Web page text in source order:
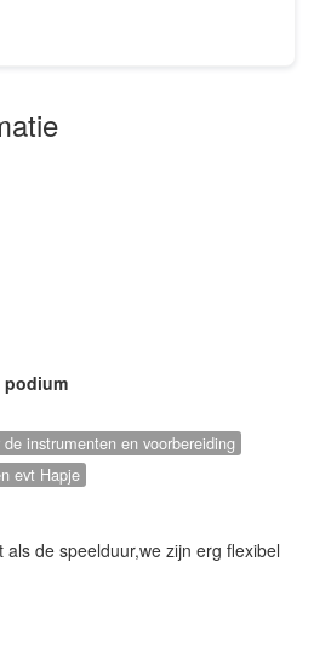
podium
instrumenten en voorbereiding
evt Hapje
de speelduur,we zijn erg flexibel